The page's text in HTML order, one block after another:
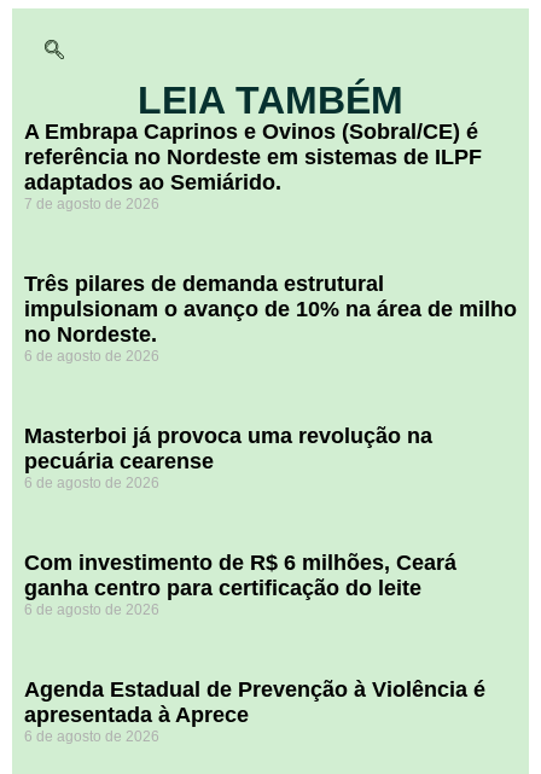
LEIA TAMBÉM
A Embrapa Caprinos e Ovinos (Sobral/CE) é
referência no Nordeste em sistemas de ILPF
adaptados ao Semiárido.
7 de agosto de 2026
​Três pilares de demanda estrutural
impulsionam o avanço de 10% na área de milho
no Nordeste.
6 de agosto de 2026
Masterboi já provoca uma revolução na
pecuária cearense
6 de agosto de 2026
Com investimento de R$ 6 milhões, Ceará
ganha centro para certificação do leite
6 de agosto de 2026
Agenda Estadual de Prevenção à Violência é
apresentada à Aprece
6 de agosto de 2026